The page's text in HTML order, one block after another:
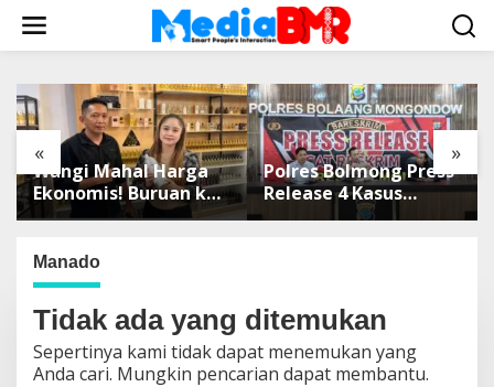
w
« »
Wangi Mahal Harga
Ekonomis! Buruan ke
Winda Mandiri
SMPN 2 Matali
Kotamobagu
Polres Bolmong Press
Release 4 Kasus
Tipidter, Semua
Manado
Tidak ada yang ditemukan
Sepertinya kami tidak dapat menemukan yang
Anda cari. Mungkin pencarian dapat membantu.